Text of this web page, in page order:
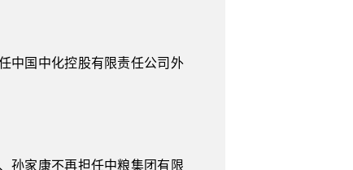
中国中化控股有限责任公司外
孙家康不再担任中粮集团有限